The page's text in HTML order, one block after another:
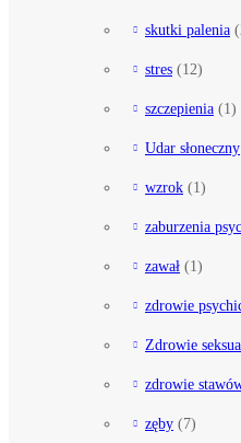
skutki palenia
stres (12)
szczepienia (1)
Udar słoneczny
wzrok (1)
zaburzenia
zawał (1)
zdrowie
Zdrowie
zdrowie
zęby (7)